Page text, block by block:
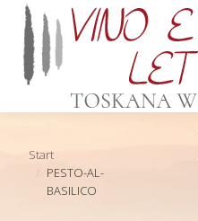
Sie befinden sich hier:
Start
PESTO-AL-
BASILICO